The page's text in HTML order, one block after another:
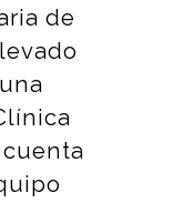
de